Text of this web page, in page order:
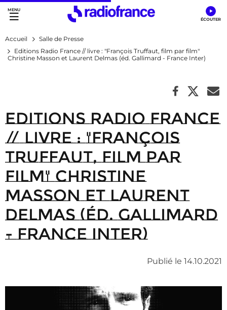
Accès direct :
Menu principal
Contenu
Accueil
Salle de Presse
Editions Radio France // livre : "François Truffaut, film par film"
Christine Masson et Laurent Delmas (éd. Gallimard - France Inter)
Editions Radio France
// livre : "François
Truffaut, film par
film" Christine
Masson et Laurent
Delmas (éd. Gallimard
- France Inter)
Publié le 14.10.2021